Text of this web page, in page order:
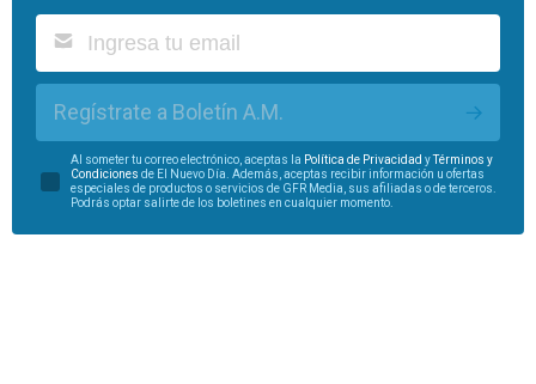
Regístrate a Boletín A.M.
Al someter tu correo electrónico, aceptas la Política de Privacidad yTérminos y
Condiciones de El Nuevo Día. Además, aceptas recibir información u ofertas
especiales de productos o servicios de GFR Media, sus afiliadas o de terceros.
Podrás optar salirte de los boletines en cualquier momento.